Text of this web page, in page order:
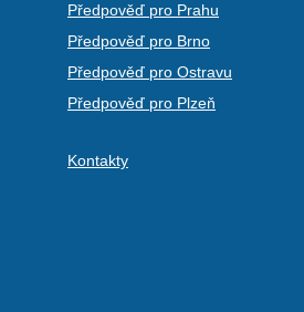
Předpověď pro Prahu
Předpověď pro Brno
Předpověď pro Ostravu
Předpověď pro Plzeň
Kontakty